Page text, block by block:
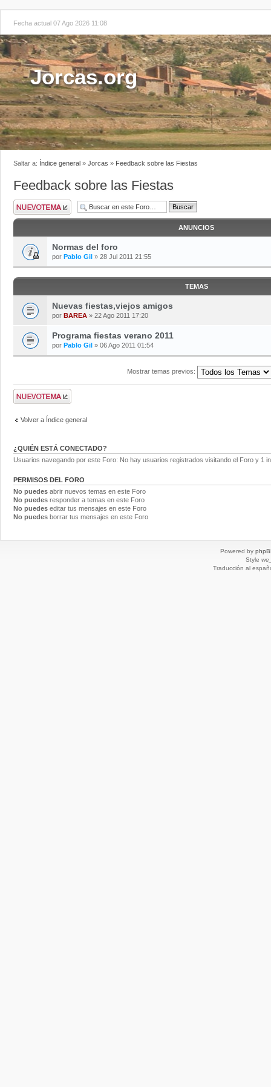
Fecha actual 07 Ago 2026 11:08
Jorcas.org
Saltar a: Índice general » Jorcas » Feedback sobre las Fiestas
Feedback sobre las Fiestas
ANUNCIOS
Normas del foro
por Pablo Gil » 28 Jul 2011 21:55
TEMAS
Nuevas fiestas,viejos amigos
por BAREA » 22 Ago 2011 17:20
Programa fiestas verano 2011
por Pablo Gil » 06 Ago 2011 01:54
Mostrar temas previos:
Volver a Índice general
¿QUIÉN ESTÁ CONECTADO?
Usuarios navegando por este Foro: No hay usuarios registrados visitando el Foro y 1
PERMISOS DEL FORO
No puedes abrir nuevos temas en este Foro
No puedes responder a temas en este Foro
No puedes editar tus mensajes en este Foro
No puedes borrar tus mensajes en este Foro
Powered by
Style
Traducción al